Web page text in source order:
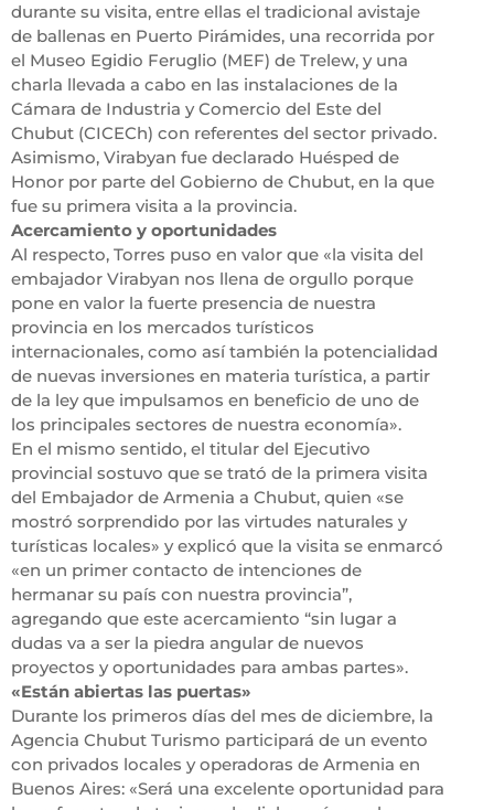
durante su visita, entre ellas el tradicional avistaje
de ballenas en Puerto Pirámides, una recorrida por
el Museo Egidio Feruglio (MEF) de Trelew, y una
charla llevada a cabo en las instalaciones de la
Cámara de Industria y Comercio del Este del
Chubut (CICECh) con referentes del sector privado.
Asimismo, Virabyan fue declarado Huésped de
Honor por parte del Gobierno de Chubut, en la que
fue su primera visita a la provincia.
Acercamiento y oportunidades
Al respecto, Torres puso en valor que «la visita del
embajador Virabyan nos llena de orgullo porque
pone en valor la fuerte presencia de nuestra
provincia en los mercados turísticos
internacionales, como así también la potencialidad
de nuevas inversiones en materia turística, a partir
de la ley que impulsamos en beneficio de uno de
los principales sectores de nuestra economía».
En el mismo sentido, el titular del Ejecutivo
provincial sostuvo que se trató de la primera visita
del Embajador de Armenia a Chubut, quien «se
mostró sorprendido por las virtudes naturales y
turísticas locales» y explicó que la visita se enmarcó
«en un primer contacto de intenciones de
hermanar su país con nuestra provincia”,
agregando que este acercamiento “sin lugar a
dudas va a ser la piedra angular de nuevos
proyectos y oportunidades para ambas partes».
«Están abiertas las puertas»
Durante los primeros días del mes de diciembre, la
Agencia Chubut Turismo participará de un evento
con privados locales y operadoras de Armenia en
Buenos Aires: «Será una excelente oportunidad para